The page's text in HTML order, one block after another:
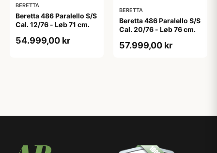
BERETTA
Beretta 486 Paralello S/S
Cal. 12/76 - Løb 71 cm.
54.999,00 kr
BERETTA
Beretta 486 Paralello S/S
Cal. 20/76 - Løb 76 cm.
57.999,00 kr